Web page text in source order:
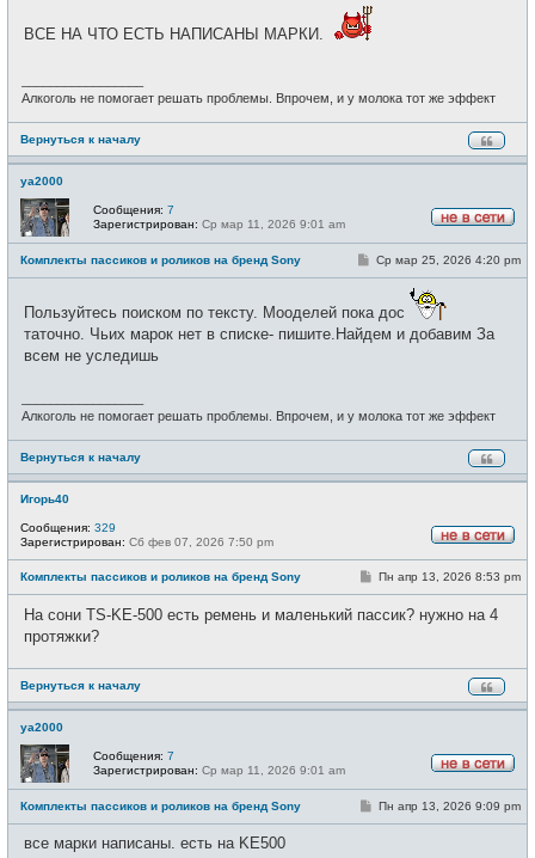
б
ВСЕ НА ЧТО ЕСТЬ НАПИСАНЫ МАРКИ.
Алкоголь не помогает решать проблемы. Впрочем, и у молока тот же эффект
Вернуться к началу
ya2000
е
в
с
Сообщения: 7
Зарегистрирован: Ср мар 11, 2026 9:01 am
Комплекты пассиков и роликов на бренд Sony
С
щ
е
н
Ср мар 25, 2026 4:20 pm
Пользуйтесь поиском по тексту. Mооделей пока дос
таточно. Чьих марок нет в списке- пишите.Найдем и добавим За
всем не уследишь
Алкоголь не помогает решать проблемы. Впрочем, и у молока тот же эффект
Вернуться к началу
Игорь40
в
с
Сообщения: 329
Зарегистрирован: Сб фев 07, 2026 7:50 pm
Комплекты пассиков и роликов на бренд Sony
С
б
Пн апр 13, 2026 8:53 pm
На сони TS-KE-500 есть ремень и маленький пассик? нужно на 4
протяжки?
Вернуться к началу
ya2000
е
в
с
Сообщения: 7
Зарегистрирован: Ср мар 11, 2026 9:01 am
Комплекты пассиков и роликов на бренд Sony
СПн апр 13, 2026 9:09 pm
все марки написаны. есть на KE500